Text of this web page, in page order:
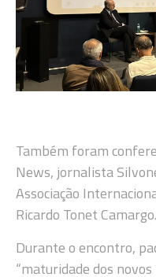
Também foram
News, jornalista
Associação
Ricardo Tonet Camargo.
Durante o encontro,
“maturidade dos